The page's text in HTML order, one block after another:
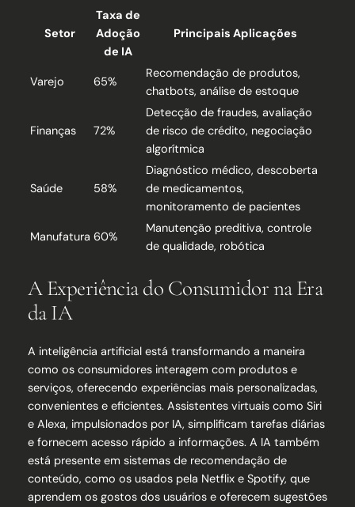
Setor
Taxa de
Adoção
de IA
Principais Aplicações
Varejo 65%
Recomendação de produtos,
chatbots, análise de estoque
Finanças 72%
Detecção de fraudes, avaliação
de risco de crédito, negociação
algorítmica
Saúde 58%
Diagnóstico médico, descoberta
de medicamentos,
monitoramento de pacientes
Manufatura 60%
Manutenção preditiva, controle
de qualidade, robótica
A Experiência do Consumidor na Era
da IA
A inteligência artificial está transformando a maneira
como os consumidores interagem com produtos e
serviços, oferecendo experiências mais personalizadas,
convenientes e eficientes. Assistentes virtuais como Siri
e Alexa, impulsionados por IA, simplificam tarefas diárias
e fornecem acesso rápido a informações. A IA também
está presente em sistemas de recomendação de
conteúdo, como os usados pela Netflix e Spotify, que
aprendem os gostos dos usuários e oferecem sugestões